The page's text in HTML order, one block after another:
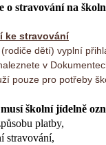
o stravování na
ke stravování
dětí) vyplní
v
pouze pro potřeby
školní jídelně
platby,
stravování,